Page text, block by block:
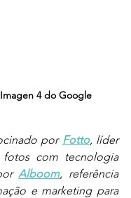
4 do Google
por Fotto, líder
com tecnologia
Alboom, referência
e marketing para